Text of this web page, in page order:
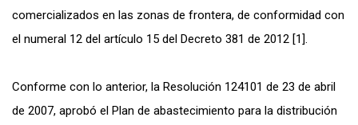
comercializados en las zonas de frontera, de conformidad con
el numeral 12 del artículo 15 del Decreto 381 de 2012 [1].
Conforme con lo anterior, la Resolución 124101 de 23 de abril
de 2007, aprobó el Plan de abastecimiento para la distribución